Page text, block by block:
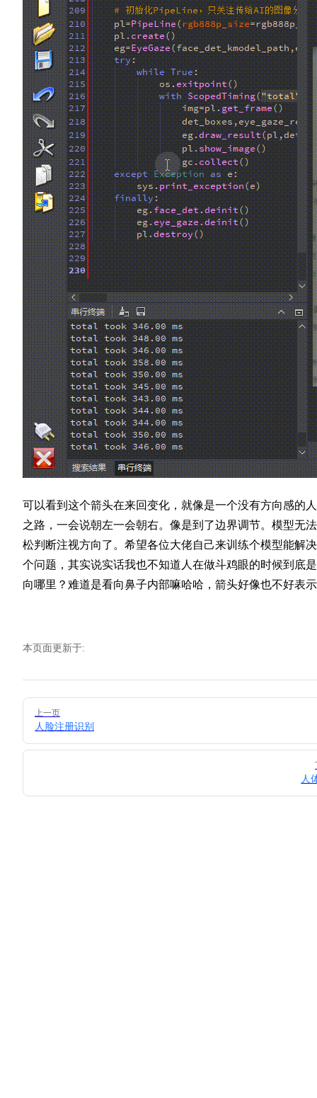
可以看到这个箭头在来回变化，就像是一个没有方向感的
之路，一会说朝左一会朝右。像是到了边界调节。模型无
松判断注视方向了。希望各位大佬自己来训练个模型能解
个问题，其实说实话我也不知道人在做斗鸡眼的时候到底
向哪里？难道是看向鼻子内部嘛哈哈，箭头好像也不好表
本页面更新于:
Pager
上一页
人脸注册识别
人